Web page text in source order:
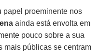
papel proeminente nos
ainda está envolta em
pouco sobre a sua
mais públicas se centram